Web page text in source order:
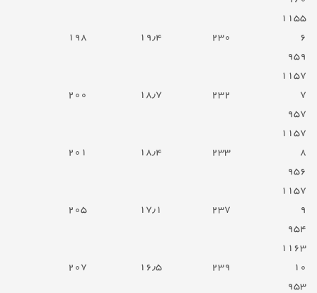
۱۱۵۵
۶
۲۳۰ ۱۹٫۴
۱۹۸
۹۵۹
۱۱۵۷
۷
۲۳۲ ۱۸٫۷
۲۰۰
۹۵۷
۱۱۵۷
۸
۲۳۳ ۱۸٫۴
۲۰۱
۹۵۶
۱۱۵۷
۹
۲۳۷ ۱۷٫۱
۲۰۵
۹۵۴
۱۱۶۳
۱۰
۲۳۹ ۱۶٫۵
۲۰۷
۹۵۳